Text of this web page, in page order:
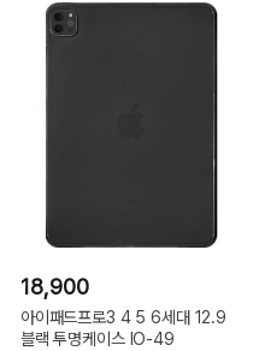
18,900
아이패드프로3 4 5 6세대 12.9
블랙 투명케이스 IO-49